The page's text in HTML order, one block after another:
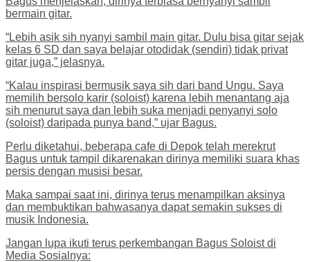
bermain gitar.
“Lebih asik sih nyanyi sambil main gitar. Dulu bisa gitar sejak
kelas 6 SD dan saya belajar otodidak (sendiri) tidak privat
gitar juga,” jelasnya.
“Kalau inspirasi bermusik saya sih dari band Ungu. Saya
memilih bersolo karir (soloist) karena lebih menantang aja
sih menurut saya dan lebih suka menjadi penyanyi solo
(soloist) daripada punya band,” ujar Bagus.
Perlu diketahui, beberapa cafe di Depok telah merekrut
Bagus untuk tampil dikarenakan dirinya memiliki suara khas
persis dengan musisi besar.
Maka sampai saat ini, dirinya terus menampilkan aksinya
dan membuktikan bahwasanya dapat semakin sukses di
musik Indonesia.
Jangan lupa ikuti terus perkembangan Bagus Soloist di
Media Sosialnya: